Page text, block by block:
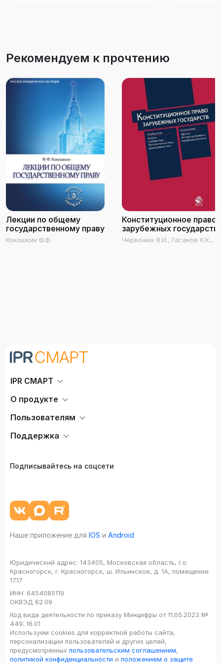
Рекомендуем к прочтению
Лекции по общему
государственному праву
Кокошкин Ф.Ф.
Конституционное право
зарубежных государств
Червонюк В.И., Гасанов К.К.,
IPR СМАРТ
О продукте
Пользователям
Поддержка
Подписывайтесь на соцсети
Наше приложение для IOS и Android
Юридический адрес: 143405, Московская область, г.о.
Красногорск, г. Красногорск, ш. Ильинское, д. 1А, помещение
17.17
ИНН: 6454085119
ОКВЭД 62.09
Код вида деятельности по приказу Минцифры от 11.05.2023 №
449: 16.01
Используем cookies для корректной работы сайта,
персонализации пользователей и других целей,
предусмотренных пользовательским соглашением,
политикой конфиденциальности и положением о защите